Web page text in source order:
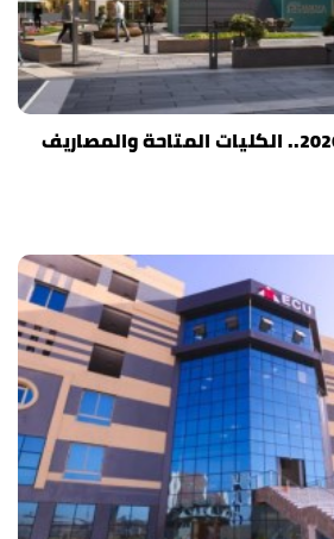
تنسيق جامعة باديا 2026.. الكليات المتاحة والمصاريف